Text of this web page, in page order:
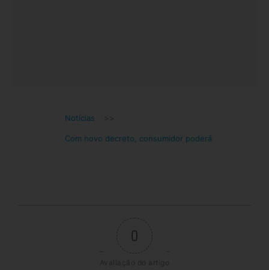
Notícias >>
Com novo decreto, consumidor poderá
0
Avaliação do artigo